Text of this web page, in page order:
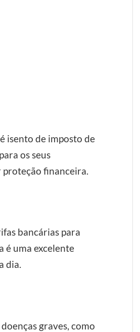
isento de imposto de
os seus
financeira.
bancárias para
é uma excelente
dia.
graves, como